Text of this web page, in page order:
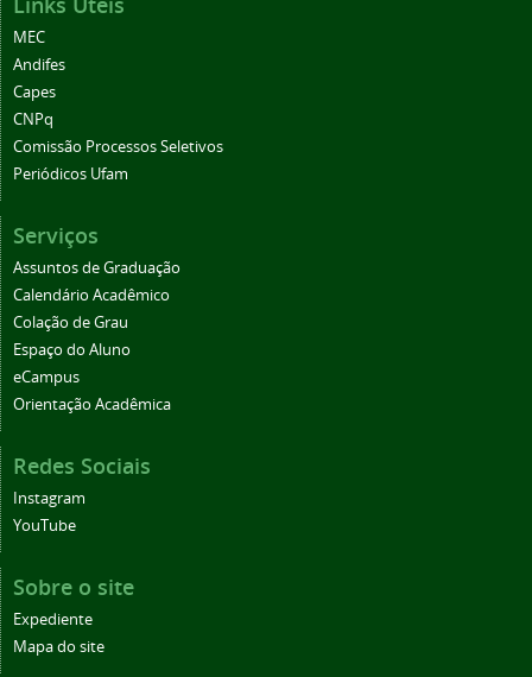
MEC
Andifes
Capes
CNPq
Comissão Processos Seletivos
Periódicos Ufam
Serviços
Assuntos de Graduação
Calendário Acadêmico
Colação de Grau
Espaço do Aluno
eCampus
Orientação Acadêmica
Redes Sociais
Instagram
YouTube
Sobre o site
Expediente
Mapa do site